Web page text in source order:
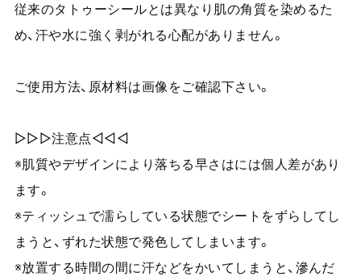
従来のタトゥーシールとは異なり肌の角質を染めるた
め、汗や水に強く剥がれる心配がありません。
ご使用方法、原材料は画像をご確認下さい。
▷▷▷注意点◁◁◁
※肌質やデザインにより落ちる早さはには個人差があり
ます。
※ティッシュで濡らしている状態でシートをずらしてし
まうと、ずれた状態で発色してしまいます。
※放置する時間の間に汗などをかいてしまうと、滲んだ